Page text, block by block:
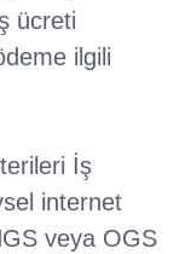
ücreti
ilgili
İş
internet
veya OGS